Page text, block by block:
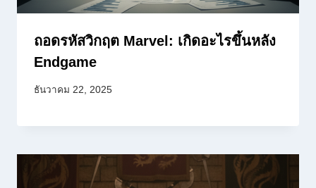
ถอดรหัสวิกฤต Marvel: เกิดอะไรขึ้นหลัง
Endgame
ธันวาคม 22, 2025